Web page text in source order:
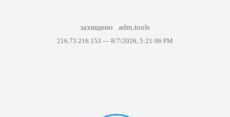
захищено adm.tools
216.73.216.153 — 8/7/2026, 5:21:06 PM